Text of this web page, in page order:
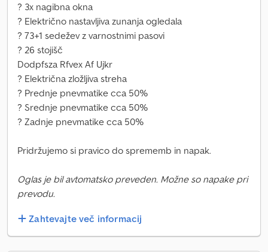
? 3x nagibna okna
? Električno nastavljiva zunanja ogledala
? 73+1 sedežev z varnostnimi pasovi
? 26 stojišč
Dodpfsza Rfvex Af Ujkr
? Električna zložljiva streha
? Prednje pnevmatike cca 50%
? Srednje pnevmatike cca 50%
? Zadnje pnevmatike cca 50%
Pridržujemo si pravico do sprememb in napak.
Oglas je bil avtomatsko preveden. Možne so napake pri
prevodu.
Zahtevajte več informacij